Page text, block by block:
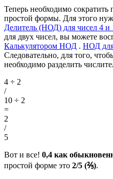
Теперь необходимо
простой формы. Для этого
Делитель (НОД) для чисел 4 и
для двух чисел, вы можете
Калькулятором НОД . НОД
Следовательно, для того,
необходимо разделить
4 ÷ 2
/
10 ÷ 2
=
2
/
5
Вот и все! 0,4 как
простой форме это 2/5 (⅖).